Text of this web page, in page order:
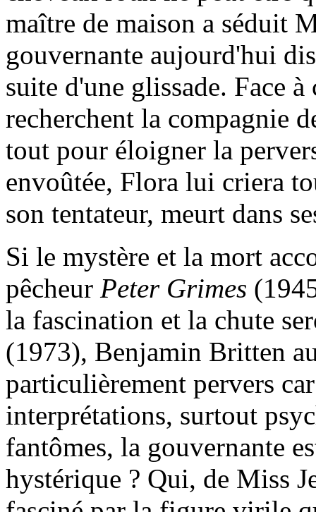
maître de maison a séduit
gouvernante aujourd'hui
suite d'une glissade. Face
recherchent la compagnie
tout pour éloigner la
envoûtée, Flora lui criera
son tentateur, meurt dans
Si le mystère et la mort
pêcheur Peter Grimes
la fascination et la chute
(1973), Benjamin Britten
particulièrement pervers
interprétations, surtout
fantômes, la gouvernante
hystérique ? Qui, de Miss